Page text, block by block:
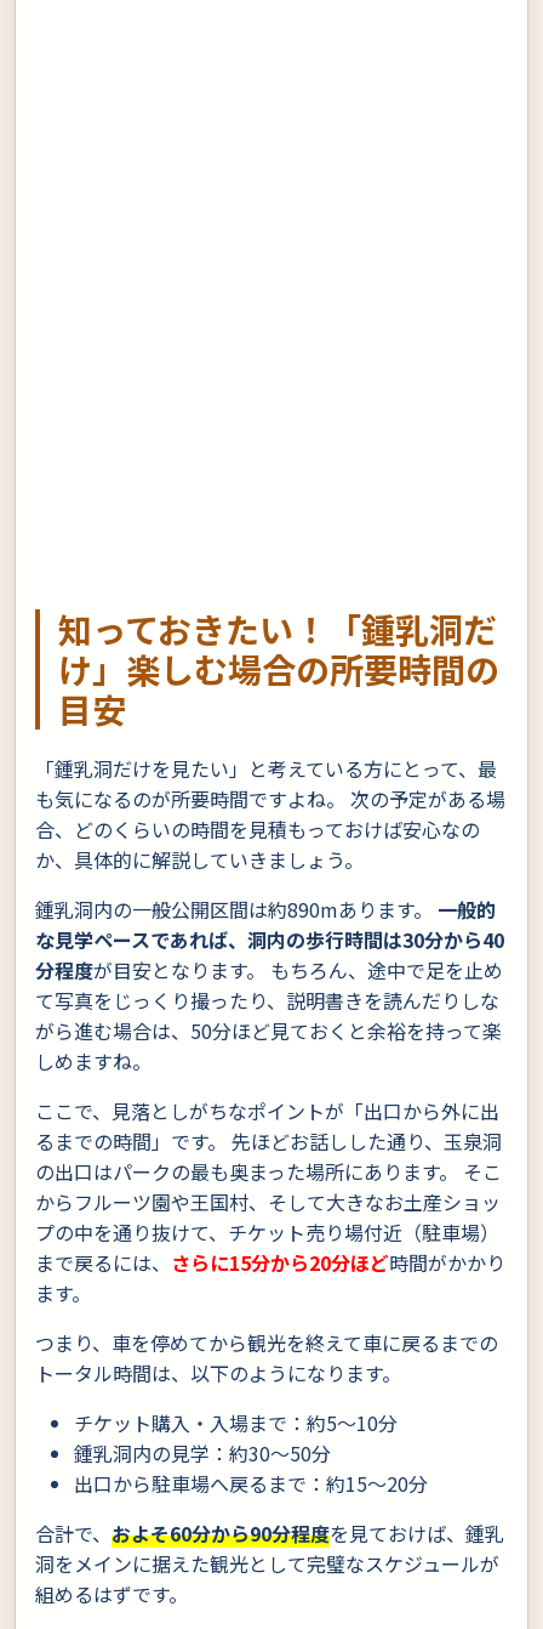
知っておきたい！「鍾乳洞だ
け」楽しむ場合の所要時間の
目安
「鍾乳洞だけを見たい」と考えている方にとって、最
も気になるのが所要時間ですよね。 次の予定がある場
合、どのくらいの時間を見積もっておけば安心なの
か、具体的に解説していきましょう。
鍾乳洞内の一般公開区間は約890mあります。 一般的
な見学ペースであれば、洞内の歩行時間は30分から40
分程度が目安となります。 もちろん、途中で足を止め
て写真をじっくり撮ったり、説明書きを読んだりしな
がら進む場合は、50分ほど見ておくと余裕を持って楽
しめますね。
ここで、見落としがちなポイントが「出口から外に出
るまでの時間」です。 先ほどお話しした通り、玉泉洞
の出口はパークの最も奥まった場所にあります。 そこ
からフルーツ園や王国村、そして大きなお土産ショッ
プの中を通り抜けて、チケット売り場付近（駐車場）
まで戻るには、 さらに15分から20分ほど時間がかかり
ます。
つまり、車を停めてから観光を終えて車に戻るまでの
トータル時間は、以下のようになります。
チケット購入・入場まで：約5〜10分
鍾乳洞内の見学：約30〜50分
出口から駐車場へ戻るまで：約15〜20分
合計で、 およそ60分から90分程度を見ておけば、鍾乳
洞をメインに据えた観光として完璧なスケジュールが
組めるはずです。